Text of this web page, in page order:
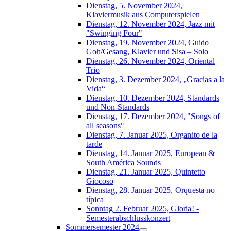
Dienstag, 5. November 2024,
Klaviermusik aus Computerspielen
Dienstag, 12. November 2024, Jazz mit
"Swinging Four"
Dienstag, 19. November 2024, Guido
Goh/Gesang, Klavier und Sisa – Solo
Dienstag, 26. November 2024, Oriental
Trio
Dienstag, 3. Dezember 2024, „Gracias a la
Vida“
Dienstag, 10. Dezember 2024, Standards
und Non-Standards
Dienstag, 17. Dezember 2024, "Songs of
all seasons"
Dienstag, 7. Januar 2025, Organito de la
tarde
Dienstag, 14. Januar 2025, European &
South América Sounds
Dienstag, 21. Januar 2025, Quintetto
Giocoso
Dienstag, 28. Januar 2025, Orquesta no
típica
Sonntag 2. Februar 2025, Gloria! -
Semesterabschlusskonzert
Sommersemester 2024